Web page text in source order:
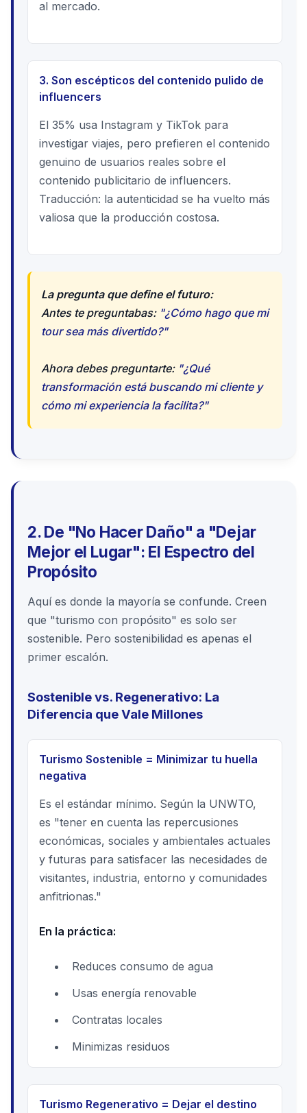
al mercado.
3. Son escépticos del contenido pulido de
influencers
El 35% usa Instagram y TikTok para
investigar viajes, pero prefieren el contenido
genuino de usuarios reales sobre el
contenido publicitario de influencers.
Traducción: la autenticidad se ha vuelto más
valiosa que la producción costosa.
La pregunta que define el futuro:
Antes te preguntabas: "¿Cómo hago que mi
tour sea más divertido?"
Ahora debes preguntarte: "¿Qué
transformación está buscando mi cliente y
cómo mi experiencia la facilita?"
2. De "No Hacer Daño" a "Dejar
Mejor el Lugar": El Espectro del
Propósito
Aquí es donde la mayoría se confunde. Creen
que "turismo con propósito" es solo ser
sostenible. Pero sostenibilidad es apenas el
primer escalón.
Sostenible vs. Regenerativo: La
Diferencia que Vale Millones
Turismo Sostenible = Minimizar tu huella
negativa
Es el estándar mínimo. Según la UNWTO,
es "tener en cuenta las repercusiones
económicas, sociales y ambientales actuales
y futuras para satisfacer las necesidades de
visitantes, industria, entorno y comunidades
anfitrionas."
En la práctica:
Reduces consumo de agua
Usas energía renovable
Contratas locales
Minimizas residuos
Turismo Regenerativo = Dejar el destino